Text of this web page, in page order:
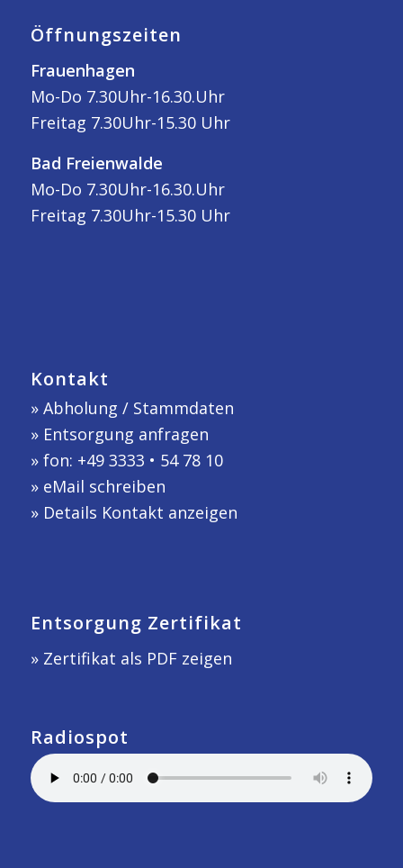
Öffnungszeiten
Frauenhagen
Mo-Do 7.30Uhr-16.30.Uhr
Freitag 7.30Uhr-15.30 Uhr
Bad Freienwalde
Mo-Do 7.30Uhr-16.30.Uhr
Freitag 7.30Uhr-15.30 Uhr
Kontakt
» Abholung / Stammdaten
» Entsorgung anfragen
» fon: +49 3333 • 54 78 10
» eMail schreiben
» Details Kontakt anzeigen
Entsorgung Zertifikat
» Zertifikat als PDF zeigen
Radiospot